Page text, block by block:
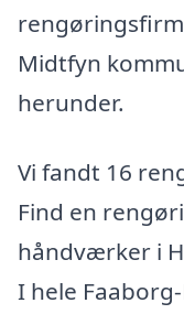
Midtfyn
herunder.
Vi fandt 16
Find en
håndværker i
I hele